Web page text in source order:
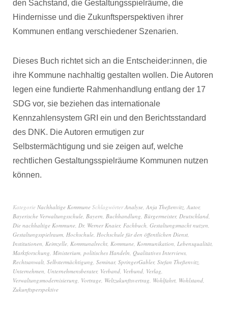
den Sachstand, die Gestaltungsspielräume, die
Hindernisse und die Zukunftsperspektiven ihrer
Kommunen entlang verschiedener Szenarien.
Dieses Buch richtet sich an die Entscheider:innen, die
ihre Kommune nachhaltig gestalten wollen. Die Autoren
legen eine fundierte Rahmenhandlung entlang der 17
SDG vor, sie beziehen das internationale
Kennzahlensystem GRI ein und den Berichtsstandard
des DNK. Die Autoren ermutigen zur
Selbstermächtigung und sie zeigen auf, welche
rechtlichen Gestaltungsspielräume Kommunen nutzen
können.
Kategorie Nachhaltige Kommune SchlagwörterAnalyse, Anja Theßenvitz, Autor,
Bayerische Verwaltungsschule, Bayern, Buchhandlung, Bürgermeister, Deutschland,
Die nachhaltige Kommune, Dr. Werner Knaier, Fachbuch, Gestaltungsmacht nutzen,
Gestaltungsspielraum, Hochschule, Hochschule für den öffentlichen Dienst,
Institutionen, Keimzelle, Kommunalrecht, Kommune, Kommunikation, Lebensqualität,
Marktforschung, Ministerium, politisches Handeln, Qualitatives Interviews,
Rechtsanwalt, Selbstermächtigung, Seminar, SpringerGabler, Stefan Theßenvitz,
Unternehmen, Unternehmensberater, Verband, Verbund, Verlag,
Verwaltungsmodernisierung, Vortrage, Weltzukunftsvertrag, Wohlfahrt, Wohlstand,
Zukunftsperspektive